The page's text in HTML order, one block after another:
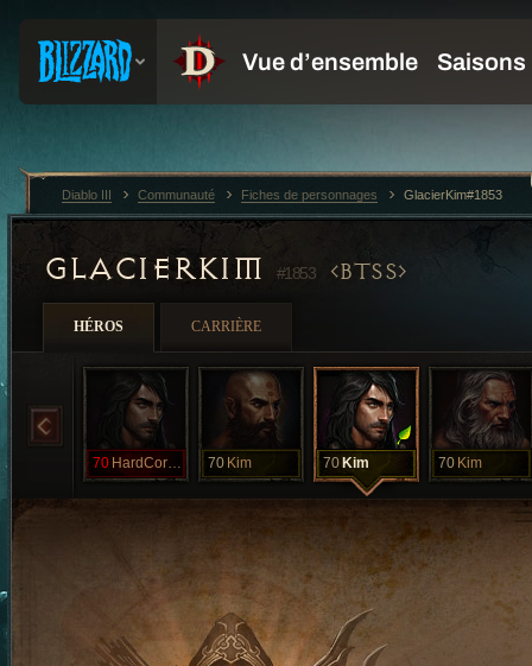
GLACIERKIM #1853 BTSS
HÉROS CARRIÈRE
70 HardCoreKim 70 Kim 70 Kim 70 Kim
Diablo III Communauté Fiches de personnages GlacierKim#1853